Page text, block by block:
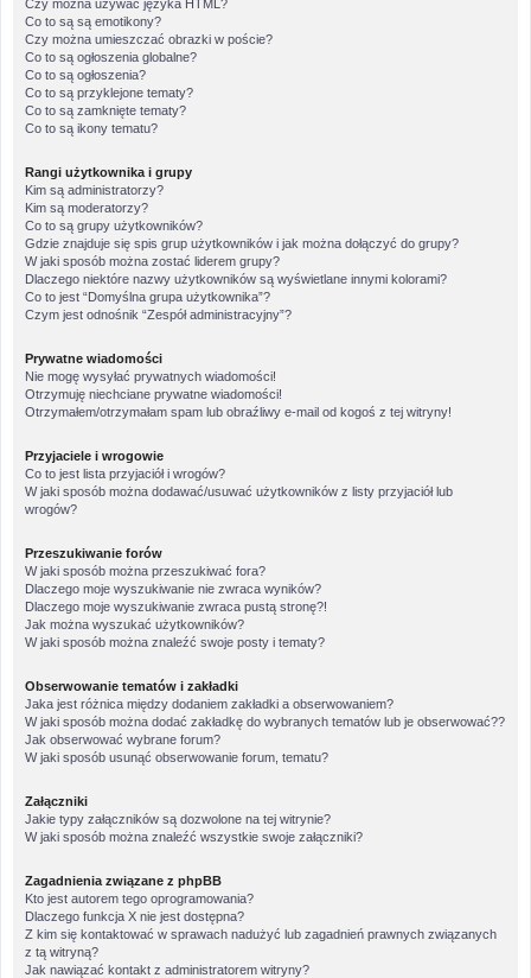
Czy można używać języka HTML?
Co to są są emotikony?
Czy można umieszczać obrazki w poście?
Co to są ogłoszenia globalne?
Co to są ogłoszenia?
Co to są przyklejone tematy?
Co to są zamknięte tematy?
Co to są ikony tematu?
Rangi użytkownika i grupy
Kim są administratorzy?
Kim są moderatorzy?
Co to są grupy użytkowników?
Gdzie znajduje się spis grup użytkowników i jak można dołączyć do grupy?
W jaki sposób można zostać liderem grupy?
Dlaczego niektóre nazwy użytkowników są wyświetlane innymi kolorami?
Co to jest “Domyślna grupa użytkownika”?
Czym jest odnośnik “Zespół administracyjny”?
Prywatne wiadomości
Nie mogę wysyłać prywatnych wiadomości!
Otrzymuję niechciane prywatne wiadomości!
Otrzymałem/otrzymałam spam lub obraźliwy e-mail od kogoś z tej witryny!
Przyjaciele i wrogowie
Co to jest lista przyjaciół i wrogów?
W jaki sposób można dodawać/usuwać użytkowników z listy przyjaciół lub
wrogów?
Przeszukiwanie forów
W jaki sposób można przeszukiwać fora?
Dlaczego moje wyszukiwanie nie zwraca wyników?
Dlaczego moje wyszukiwanie zwraca pustą stronę?!
Jak można wyszukać użytkowników?
W jaki sposób można znaleźć swoje posty i tematy?
Obserwowanie tematów i zakładki
Jaka jest różnica między dodaniem zakładki a obserwowaniem?
W jaki sposób można dodać zakładkę do wybranych tematów lub je obserwować??
Jak obserwować wybrane forum?
W jaki sposób usunąć obserwowanie forum, tematu?
Załączniki
Jakie typy załączników są dozwolone na tej witrynie?
W jaki sposób można znaleźć wszystkie swoje załączniki?
Zagadnienia związane z phpBB
Kto jest autorem tego oprogramowania?
Dlaczego funkcja X nie jest dostępna?
Z kim się kontaktować w sprawach nadużyć lub zagadnień prawnych związanych
z tą witryną?
Jak nawiązać kontakt z administratorem witryny?